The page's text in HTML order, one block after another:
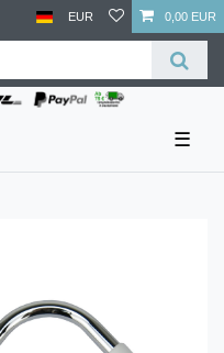
EUR 0,00 EUR
☰